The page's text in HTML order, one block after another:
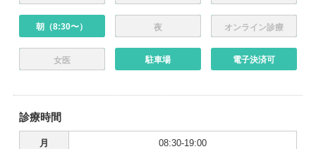
朝（8:30〜） 夜 オンライン診療
女医 駐車場 電子決済可
診療時間
月 08:30-19:00